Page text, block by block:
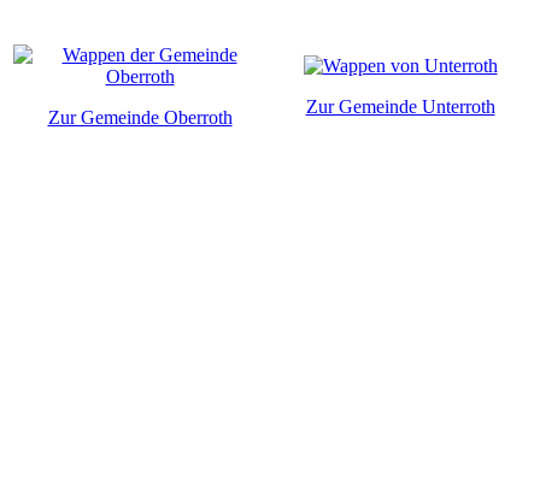
Zur Gemeinde Oberroth
Zur Gemeinde Unterroth